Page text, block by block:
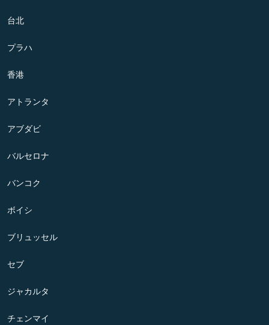
台北
プラハ
香港
アトランタ
アブダビ
バルセロナ
バンコク
ボイシ
ブリュッセル
セブ
ジャカルタ
チェンマイ